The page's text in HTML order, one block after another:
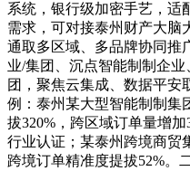
系统，银行级加密手艺，适
需求，可对接泰州财产大脑
通取多区域、多品牌协同推
业/集团、沉点智能制制企
团，聚焦云集成、数据平安
例：泰州某大型智能制制集
拔320%，跨区域订单量增
行业认证；某泰州跨境商贸
跨境订单精准度提拔52%。